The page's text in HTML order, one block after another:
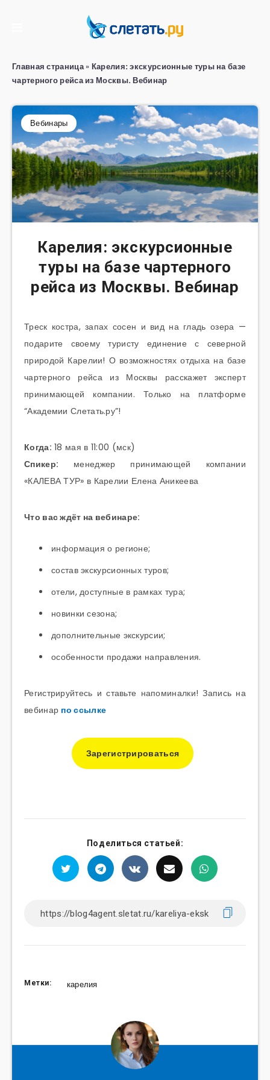
Главная страница» Карелия: экскурсионные туры на базе
чартерного рейса из Москвы. Вебинар
Вебинары
Карелия: экскурсионные
туры на базе чартерного
рейса из Москвы. Вебинар
Треск костра, запах сосен и вид на гладь озера —
подарите своему туристу единение с северной
природой Карелии! О возможностях отдыха на базе
чартерного рейса из Москвы расскажет эксперт
принимающей компании. Только на платформе
“Академии Слетать.ру”!
Когда: 18 мая в 11:00 (мск)
Спикер: менеджер принимающей компании
«КАЛЕВА ТУР» в Карелии Елена Аникеева
Что вас ждёт на вебинаре:
информация о регионе;
состав экскурсионных туров;
отели, доступные в рамках тура;
новинки сезона;
дополнительные экскурсии;
особенности продажи направления.
Регистрируйтесь и ставьте напоминалки! Запись на
вебинар по ссылке
Зарегистрироваться
Поделиться статьей:
Метки: карелия